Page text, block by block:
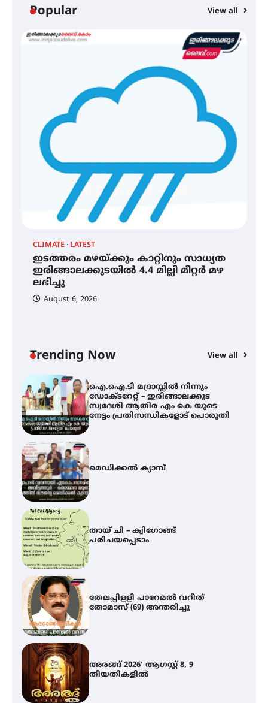
Popular View all
CLIMATE LATEST
ഇടത്തരം മഴയ്ക്കും കാറ്റിനും സാധ്യത
ഇരിങ്ങാലക്കുടയിൽ 4.4 മില്ലി മീറ്റർ മഴ
ലഭിച്ചു
August 6, 2026
Trending Now View all
പരിചയപ്പെടാം
അരങ്ങ് 2026′ ആഗസ്റ്റ് 8, 9
തീയതികളിൽ
ഇടത്തരം മഴയ്ക്കും കാറ്റിനും
സാധ്യത ഇരിങ്ങാലക്കുടയിൽ 4.4
മില്ലി മീറ്റർ മഴ ലഭിച്ചു
നേട്ടം പ്രതിസന്ധികളോട് പൊരുതി
മെഡിക്കൽ ക്യാമ്പ്
തായ് ചി – ക്വിഗോങ്ങ്
പരിചയപ്പെടാം
തേലപ്പിളളി പാറേമൽ വറീത്
തോമാസ് (69) അന്തരിച്ചു
അരങ്ങ് 2026′ ആഗസ്റ്റ് 8, 9
തീയതികളിൽ
ഇടത്തരം മഴയ്ക്കും കാറ്റിനും
സാധ്യത ഇരിങ്ങാലക്കുടയിൽ 4.4
മില്ലി മീറ്റർ മഴ ലഭിച്ചു